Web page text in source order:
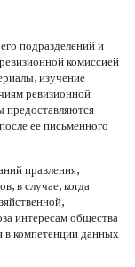
подразделений и
комиссией
изучение
ревизионной
предоставляются
ее письменного
правления,
в случае, когда
интересам общества
компетенции данных